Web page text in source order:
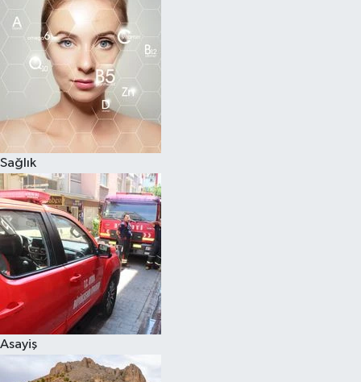
Sağlık
Asayiş